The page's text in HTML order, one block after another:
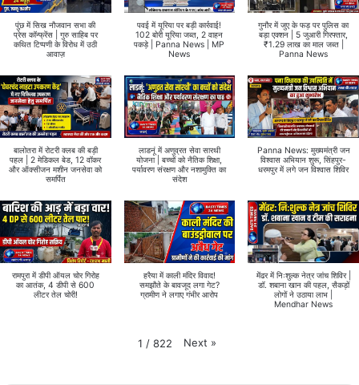
पुंछ में सिख नौजवान सभा की
प्रेस कॉन्फ्रेंस | गुरु साहिब पर
कथित टिप्पणी के विरोध में उठी
आवाज़
पवई में यूरिया पर बड़ी कार्रवाई!
102 बोरी यूरिया जब्त, 2 वाहन
पकड़े | Panna News | MP
News
गुनौर में जुए के फड़ पर पुलिस का
बड़ा एक्शन | 5 जुआरी गिरफ्तार,
₹1.29 लाख का माल जब्त |
Panna News
बालोतरा में रोटरी क्लब की बड़ी
पहल | 2 मेडिकल बेड, 12 वॉकर
और ऑक्सीजन मशीन जनसेवा को
समर्पित
लाडनूं में अणुव्रत सेवा सारथी
योजना | बच्चों को नैतिक शिक्षा,
पर्यावरण संरक्षण और नशामुक्ति का
संदेश
Panna News: मुख्यमंत्री जन
विश्वास अभियान शुरू, सिंहपुर-
धरमपुर में लगे जन विश्वास शिविर
रामपुरा में डीपी ऑयल चोर गिरोह
का आतंक, 4 डीपी से 600
लीटर तेल चोरी!
हरैया में काली मंदिर विवाद!
समझौते के बावजूद लगा गेट?
ग्रामीण ने लगाए गंभीर आरोप
मेंढर में निःशुल्क नेत्र जांच शिविर |
डॉ. शबाना खान की पहल, सैकड़ों
लोगों ने उठाया लाभ |
Mendhar News
1 / 822 Next »